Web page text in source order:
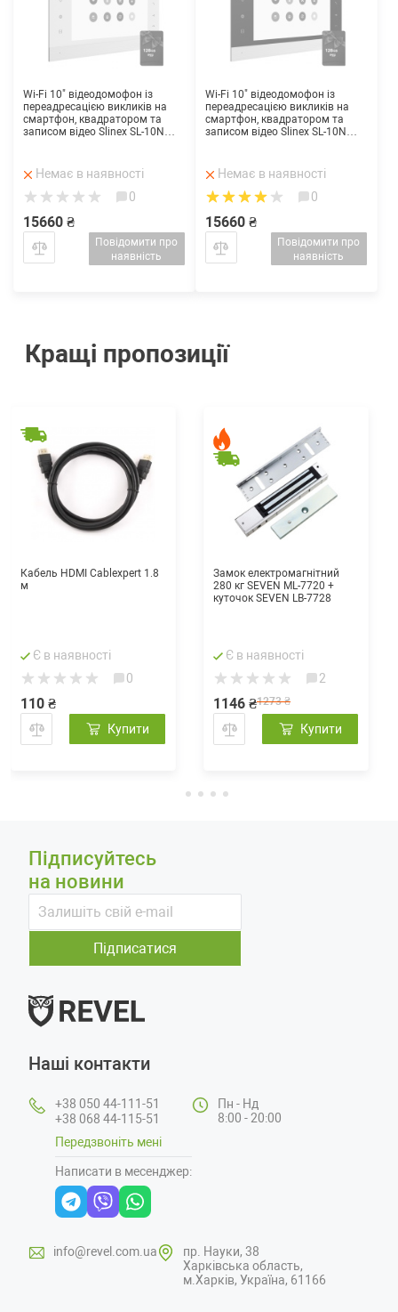
Wi-Fi 10" відеодомофон із
переадресацією викликів на
смартфон, квадратором та
записом відео Slinex SL-10N
Немає в наявності
0
15660 ₴
Повідомити про
наявність
Wi-Fi 10" відеодомофон із
переадресацією викликів на
смартфон, квадратором та
записом відео Slinex SL-10N
Немає в наявності
0
15660 ₴
Повідомити про
наявність
Кращі пропозиції
Кабель HDMI Cablexpert 1.8
м
Є в наявності
0
110 ₴
Купити
Замок електромагнітний
280 кг SEVEN ML-7720 +
куточок SEVEN LB-7728
Є в наявності
2
1273 ₴
1146 ₴
Купити
Підписуйтесь
на новини
Підписатися
Наші контакти
+38 050 44-111-51
+38 068 44-115-51
Передзвоніть мені
Написати в месенджер:
Пн - Нд
8:00 - 20:00
info@revel.com.ua
пр. Науки, 38
Харківська область,
м.Харків, Україна, 61166